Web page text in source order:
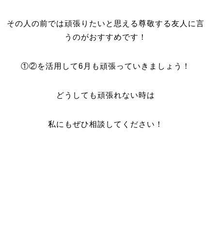
その人の前では頑張りたいと思える尊敬する友人に言
うのがおすすめです！
①②を活用して6月も頑張っていきましょう！
どうしても頑張れない時は
私にもぜひ相談してください！